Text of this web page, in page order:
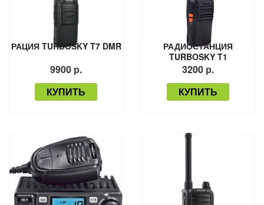
РАЦИЯ TURBOSKY T7 DMR
9900 р.
КУПИТЬ
РАДИОСТАНЦИЯ
TURBOSKY T1
3200 р.
КУПИТЬ